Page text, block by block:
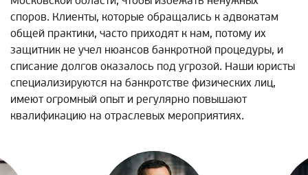
споров. Клиенты, которые обращались к адвокатам
общей практики, часто приходят к нам, потому их
защитник не учел нюансов банкротной процедуры, и
списание долгов оказалось под угрозой. Наши юристы
специализируются на банкротстве физических лиц,
имеют огромный опыт и регулярно повышают
квалификацию на отраслевых мероприятиях.